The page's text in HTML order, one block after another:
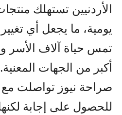
الأردنيين تستهلك
يومية، ما يجعل أي
تمس حياة آلاف الأسر
أكبر من الجهات المعنية.
صراحة نيوز تواصلت مع
للحصول على إجابة